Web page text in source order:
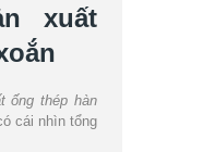
xuất
ống thép hàn
cái nhìn tổng